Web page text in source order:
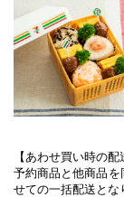
【あわせ買い時の配
予約商品と他商品
せての一括配送とな